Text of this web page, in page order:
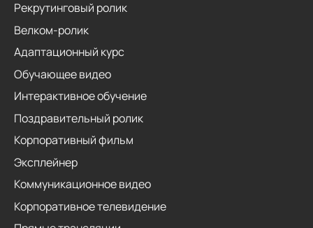
Рекрутинговый ролик
Велком-ролик
Адаптационный курс
Обучающее видео
Интерактивное обучение
Поздравительный ролик
Корпоративный фильм
Эксплейнер
Коммуникационное видео
Корпоративное телевидение